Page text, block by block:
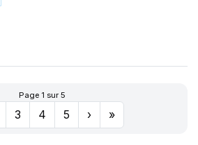
Page 1 sur 5
3 4 5 › »